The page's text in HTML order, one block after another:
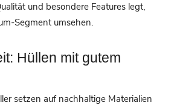
und besondere Features legt,
Segment umsehen.
Hüllen mit gutem
setzen auf nachhaltige Materialien